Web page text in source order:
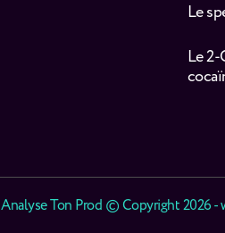
Le
Le
Analyse Ton Prod © Copyright 2026 -